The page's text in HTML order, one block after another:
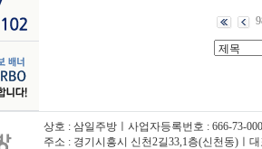
상호 : 삼일주방ㅣ사업자등록번호 : 666-73-
주소 : 경기시흥시 신천2길33,1층(신천동)ㅣ대